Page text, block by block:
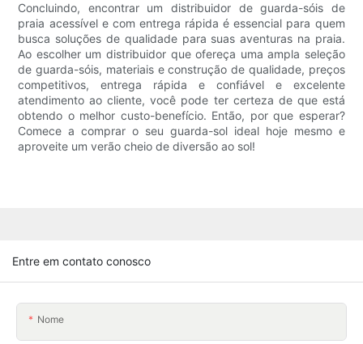
Concluindo, encontrar um distribuidor de guarda-sóis de
praia acessível e com entrega rápida é essencial para quem
busca soluções de qualidade para suas aventuras na praia.
Ao escolher um distribuidor que ofereça uma ampla seleção
de guarda-sóis, materiais e construção de qualidade, preços
competitivos, entrega rápida e confiável e excelente
atendimento ao cliente, você pode ter certeza de que está
obtendo o melhor custo-benefício. Então, por que esperar?
Comece a comprar o seu guarda-sol ideal hoje mesmo e
aproveite um verão cheio de diversão ao sol!
Entre em contato conosco
Nome